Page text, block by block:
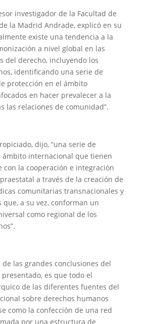
investigador de la Facultad de
la Madrid Andrade, explicó en su
existe una tendencia a la
a nivel global en las
del derecho, incluyendo los
identificando una serie de
protección en el ámbito
en hacer prevalecer a la
las relaciones de comunidad”.
dijo, “una serie de
ámbito internacional que tienen
con la cooperación e integración
a través de la creación de
comunitarias transnacionales y
a su vez, conforman un
como regional de los
de las grandes conclusiones del
es que todo el
de las diferentes fuentes del
sobre derechos humanos
como la confección de una red
por una estructura de